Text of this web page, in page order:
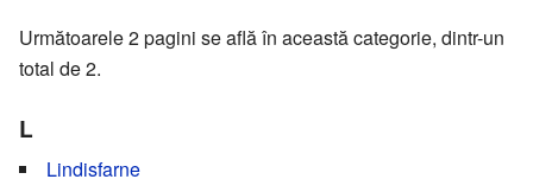
Următoarele 2 pagini se află în această categorie, dintr-un
total de 2.
L
Lindisfarne